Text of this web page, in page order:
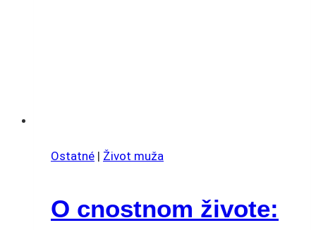
Ostatné | Život muža
O cnostnom živote: